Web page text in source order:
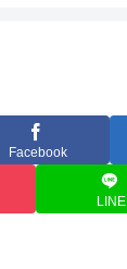
Facebook
LINE